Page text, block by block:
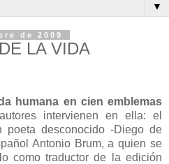
▼
de 2009
LA VIDA
humana en cien emblemas
intervienen en ella: el
poeta desconocido -Diego de
Antonio Brum, a quien se
como traductor de la edición